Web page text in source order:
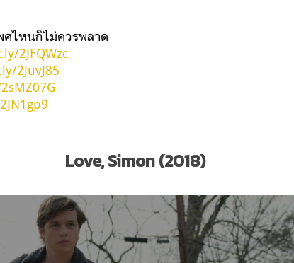
ศไหนก็ไม่ควรพลาด
2JFQWzc
2JuvJ85
Love, Simon (2018)